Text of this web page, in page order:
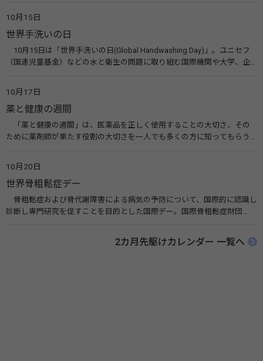
す。 関連リンク 世界メンタルヘルスデー（厚生労働省） 働く人のメンタ
ルヘルス・ポータルサイト「こころの耳」（厚生労働省）
10月15日
世界手洗いの日
10月15日は「世界手洗いの日(Global Handwashing Day)」。ユニセフ
（国連児童基金）などの水と衛生の問題に取り組む国際機関や大学、企
10月17日
薬と健康の週間
「薬と健康の週間」は、医薬品を正しく使用することの大切さ、その
ために薬剤師が果たす役割の大切さを一人でも多くの方に知ってもらう
伝えたい！薬との付き合い方」（保健指導リソースガイド）
10月20日
世界骨粗鬆症デー
骨粗鬆症および骨代謝障害による病気の予防について、国際的に認識し
診断し専門研究を促すことを目的とした国際デー。国際骨粗鬆症財団
法人 骨粗鬆症財団 世界骨粗鬆症デー（WOD）2カ月先駆けカレンダー 一覧へ